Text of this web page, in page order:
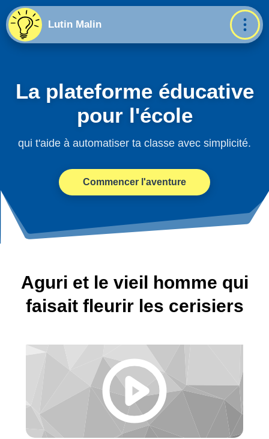
Lutin Malin
La plateforme éducative
pour l'école
qui t'aide à automatiser ta classe avec simplicité.
Commencer l'aventure
Aguri et le vieil homme qui
faisait fleurir les cerisiers